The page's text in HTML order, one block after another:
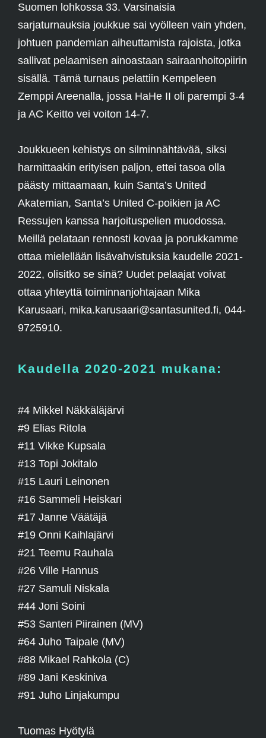
Suomen lohkossa 33. Varsinaisia
sarjaturnauksia joukkue sai vyölleen vain yhden,
johtuen pandemian aiheuttamista rajoista, jotka
sallivat pelaamisen ainoastaan sairaanhoitopiirin
sisällä. Tämä turnaus pelattiin Kempeleen
Zemppi Areenalla, jossa HaHe II oli parempi 3-4
ja AC Keitto vei voiton 14-7.
Joukkueen kehistys on silminnähtävää, siksi
harmittaakin erityisen paljon, ettei tasoa olla
päästy mittaamaan, kuin Santa’s United
Akatemian, Santa’s United C-poikien ja AC
Ressujen kanssa harjoituspelien muodossa.
Meillä pelataan rennosti kovaa ja porukkamme
ottaa mielellään lisävahvistuksia kaudelle 2021-
2022, olisitko se sinä? Uudet pelaajat voivat
ottaa yhteyttä toiminnanjohtajaan Mika
Karusaari, mika.karusaari@santasunited.fi, 044-
9725910.
Kaudella 2020-2021 mukana:
#4 Mikkel Näkkäläjärvi
#9 Elias Ritola
#11 Vikke Kupsala
#13 Topi Jokitalo
#15 Lauri Leinonen
#16 Sammeli Heiskari
#17 Janne Väätäjä
#19 Onni Kaihlajärvi
#21 Teemu Rauhala
#26 Ville Hannus
#27 Samuli Niskala
#44 Joni Soini
#53 Santeri Piirainen (MV)
#64 Juho Taipale (MV)
#88 Mikael Rahkola (C)
#89 Jani Keskiniva
#91 Juho Linjakumpu
Tuomas Hyötylä